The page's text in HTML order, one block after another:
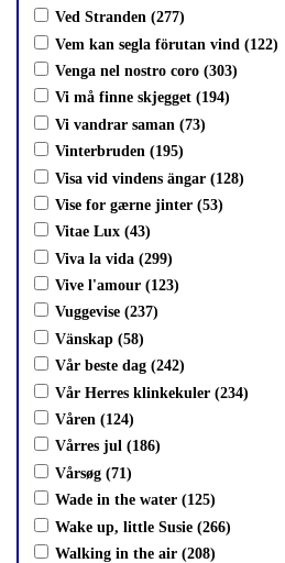
Ved Stranden (277)
Vem kan segla förutan vind (122)
Venga nel nostro coro (303)
Vi må finne skjegget (194)
Vi vandrar saman (73)
Vinterbruden (195)
Visa vid vindens ängar (128)
Vise for gærne jinter (53)
Vitae Lux (43)
Viva la vida (299)
Vive l'amour (123)
Vuggevise (237)
Vänskap (58)
Vår beste dag (242)
Vår Herres klinkekuler (234)
Våren (124)
Vårres jul (186)
Vårsøg (71)
Wade in the water (125)
Wake up, little Susie (266)
Walking in the air (208)